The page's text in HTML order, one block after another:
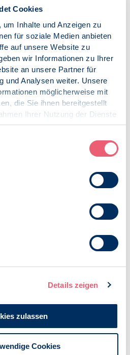
Cookies
Inhalte und Anzeigen zu
für soziale Medien anbieten
auf unsere Website zu
wir Informationen zu Ihrer
an unsere Partner für
und Analysen weiter. Unsere
möglicherweise mit
die Sie ihnen bereitgestellt
Ihrer Nutzung der Dienste
Details zeigen
zulassen
Cookies
und Gesundheit |
Psychotherapie braucht
Gesundheit
und Gesundheit |
Weiterbildung trotz
haben keine
und Gesundheit |